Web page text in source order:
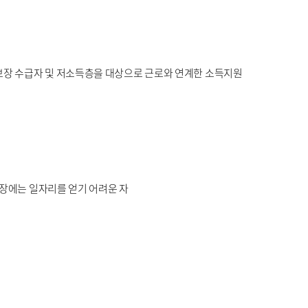
수급자 및 저소득층을 대상으로 근로와 연계한 소득지원
에는 일자리를 얻기 어려운 자